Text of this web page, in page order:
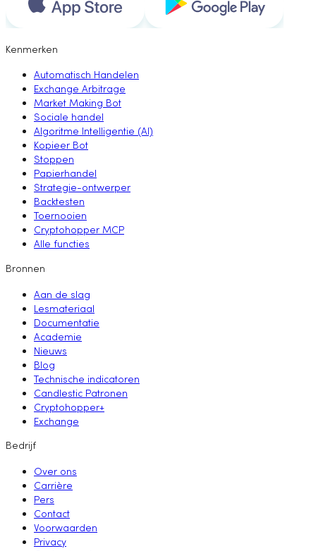
Kenmerken
Automatisch Handelen
Exchange Arbitrage
Market Making Bot
Sociale handel
Algoritme Intelligentie (AI)
Kopieer Bot
Stoppen
Papierhandel
Strategie-ontwerper
Backtesten
Toernooien
Cryptohopper MCP
Alle functies
Bronnen
Aan de slag
Lesmateriaal
Documentatie
Academie
Nieuws
Blog
Technische indicatoren
Candlestic Patronen
Cryptohopper+
Exchange
Bedrijf
Over ons
Carrière
Pers
Contact
Voorwaarden
Privacy